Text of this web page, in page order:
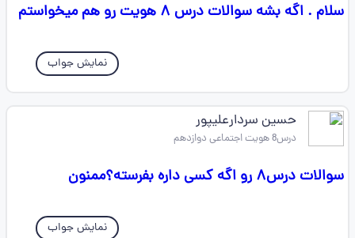
سلام . اگه بشه سوالات درس ۸ هویت رو هم میخواستم
نمایش جواب
حسین سردارعلیپور
درس8 هویت اجتماعی دوازدهم
سوالات درس۸ رو اگه کسی داره بفرسته؟ممنون
نمایش جواب